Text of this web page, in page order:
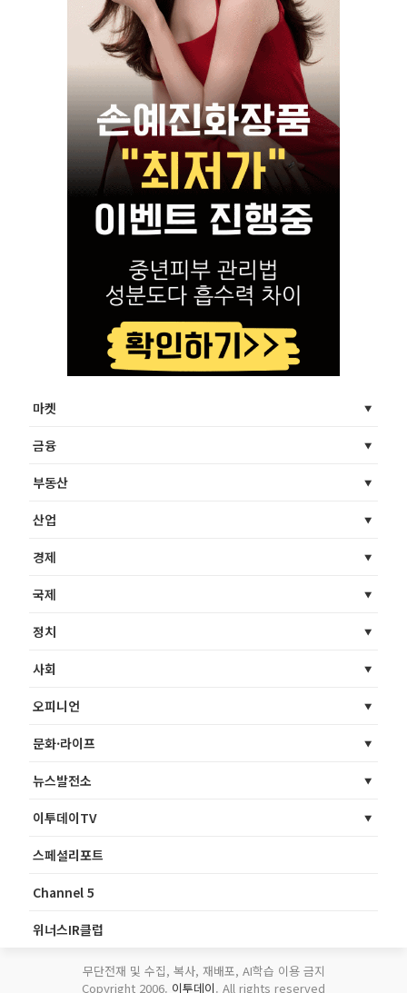
마켓
금융
부동산
산업
경제
국제
정치
사회
오피니언
문화·라이프
뉴스발전소
이투데이TV
스페셜리포트
Channel 5
위너스IR클럽
무단전재 및 수집, 복사, 재배포, AI학습 이용 금지
Copyright 2006. 이투데이. All rights reserved